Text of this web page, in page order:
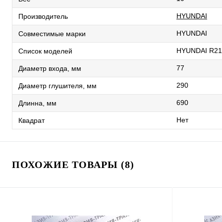
Производитель HYUNDAI
Совместимые марки HYUNDAI
Список моделей HYUNDAI
Диаметр входа, мм 77
Диаметр глушителя, мм 290
Длинна, мм 690
Квадрат Нет
ПОХОЖИЕ ТОВАРЫ (8)